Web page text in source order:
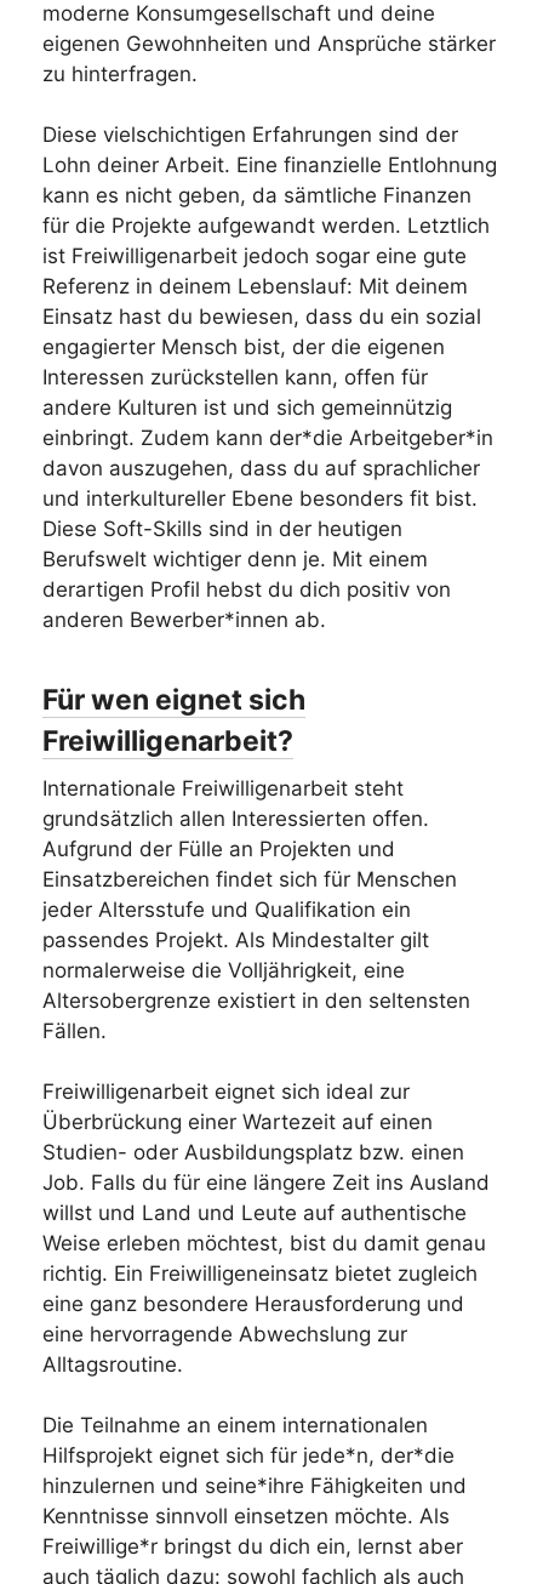
moderne Konsumgesellschaft und deine
eigenen Gewohnheiten und Ansprüche stärker
zu hinterfragen.
Diese vielschichtigen Erfahrungen sind der
Lohn deiner Arbeit. Eine finanzielle Entlohnung
kann es nicht geben, da sämtliche Finanzen
für die Projekte aufgewandt werden. Letztlich
ist Freiwilligenarbeit jedoch sogar eine gute
Referenz in deinem Lebenslauf: Mit deinem
Einsatz hast du bewiesen, dass du ein sozial
engagierter Mensch bist, der die eigenen
Interessen zurückstellen kann, offen für
andere Kulturen ist und sich gemeinnützig
einbringt. Zudem kann der*die Arbeitgeber*in
davon auszugehen, dass du auf sprachlicher
und interkultureller Ebene besonders fit bist.
Diese Soft-Skills sind in der heutigen
Berufswelt wichtiger denn je. Mit einem
derartigen Profil hebst du dich positiv von
anderen Bewerber*innen ab.
Für wen eignet sich
Freiwilligenarbeit?
Internationale Freiwilligenarbeit steht
grundsätzlich allen Interessierten offen.
Aufgrund der Fülle an Projekten und
Einsatzbereichen findet sich für Menschen
jeder Altersstufe und Qualifikation ein
passendes Projekt. Als Mindestalter gilt
normalerweise die Volljährigkeit, eine
Altersobergrenze existiert in den seltensten
Fällen.
Freiwilligenarbeit eignet sich ideal zur
Überbrückung einer Wartezeit auf einen
Studien- oder Ausbildungsplatz bzw. einen
Job. Falls du für eine längere Zeit ins Ausland
willst und Land und Leute auf authentische
Weise erleben möchtest, bist du damit genau
richtig. Ein Freiwilligeneinsatz bietet zugleich
eine ganz besondere Herausforderung und
eine hervorragende Abwechslung zur
Alltagsroutine.
Die Teilnahme an einem internationalen
Hilfsprojekt eignet sich für jede*n, der*die
hinzulernen und seine*ihre Fähigkeiten und
Kenntnisse sinnvoll einsetzen möchte. Als
Freiwillige*r bringst du dich ein, lernst aber
auch täglich dazu: sowohl fachlich als auch